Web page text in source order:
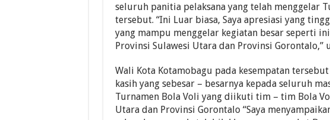
seluruh panitia pelaksana yang telah menggelar
tersebut. “Ini Luar biasa, Saya apresiasi yang
yang mampu menggelar kegiatan besar seperti
Provinsi Sulawesi Utara dan Provinsi Gorontalo,”
Wali Kota Kotamobagu pada kesempatan
kasih yang sebesar – besarnya kepada seluruh
Turnamen Bola Voli yang diikuti tim – tim Bola
Utara dan Provinsi Gorontalo “Saya